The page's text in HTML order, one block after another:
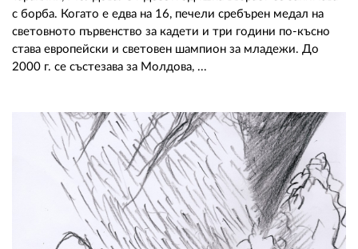
с борба. Когато е едва на 16, печели сребърен медал на
световното първенство за кадети и три години по-късно
става европейски и световен шампион за младежи. До
2000 г. се състезава за Молдова, ...